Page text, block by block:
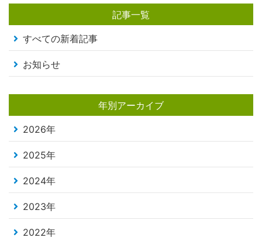
記事一覧
すべての新着記事
お知らせ
年別アーカイブ
2026年
2025年
2024年
2023年
2022年